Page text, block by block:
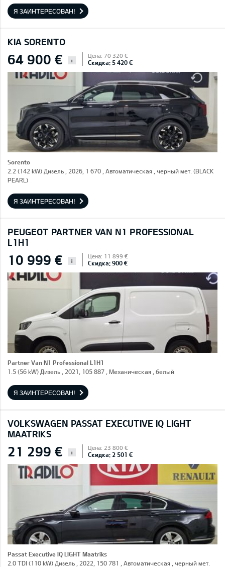
Я ЗАИНТЕРЕСОВАН!
KIA SORENTO
64 900 € i
Цена: 70 320 €
Скидка: 5 420 €
Sorento
2.2 (142 kW) Дизель , 2026, 1 670 , Автоматическая , черный мет. (BLACK
PEARL)
Я ЗАИНТЕРЕСОВАН!
PEUGEOT PARTNER VAN N1 PROFESSIONAL
L1H1
10 999 € i
Цена: 11 899 €
Скидка: 900 €
Partner Van N1 Professional L1H1
1.5 (56 kW) Дизель , 2021, 105 887 , Механическая , белый
Я ЗАИНТЕРЕСОВАН!
VOLKSWAGEN PASSAT EXECUTIVE IQ LIGHT
MAATRIKS
21 299 € i
Цена: 23 800 €
Скидка: 2 501 €
Passat Executive IQ LIGHT Maatriks
2.0 TDI (110 kW) Дизель , 2022, 150 781 , Автоматическая , черный мет.